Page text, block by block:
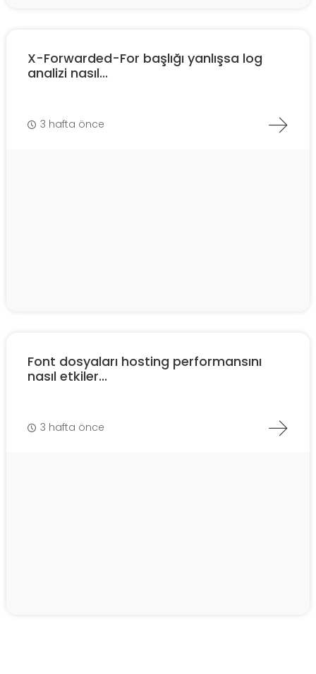
X-Forwarded-For başlığı yanlışsa log
analizi nasıl...
3 hafta önce
Font dosyaları hosting performansını
nasıl etkiler...
3 hafta önce